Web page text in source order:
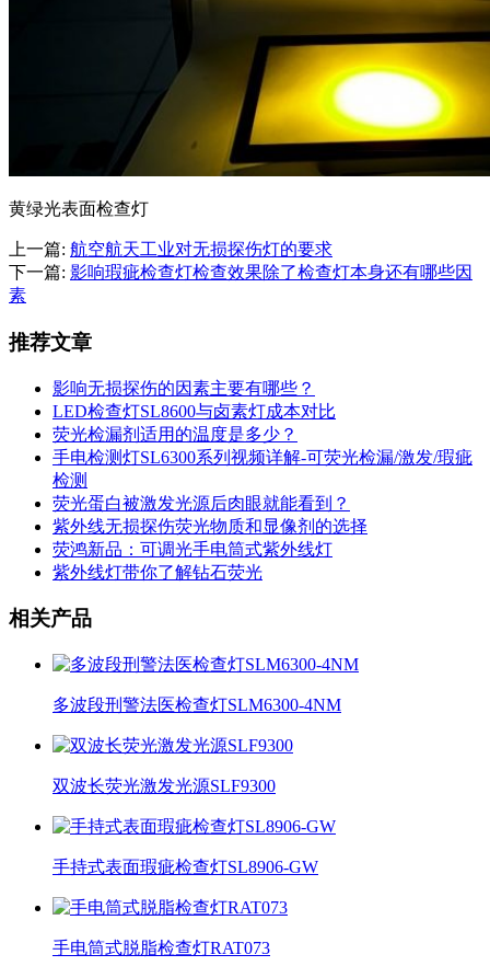
黄绿光表面检查灯
上一篇: 航空航天工业对无损探伤灯的要求
下一篇: 影响瑕疵检查灯检查效果除了检查灯本身还有哪些因
素
推荐文章
影响无损探伤的因素主要有哪些？
LED检查灯SL8600与卤素灯成本对比
荧光检漏剂适用的温度是多少？
手电检测灯SL6300系列视频详解-可荧光检漏/激发/瑕疵
检测
荧光蛋白被激发光源后肉眼就能看到？
紫外线无损探伤荧光物质和显像剂的选择
荧鸿新品：可调光手电筒式紫外线灯
紫外线灯带你了解钻石荧光
相关产品
多波段刑警法医检查灯SLM6300-4NM
双波长荧光激发光源SLF9300
手持式表面瑕疵检查灯SL8906-GW
手电筒式脱脂检查灯RAT073